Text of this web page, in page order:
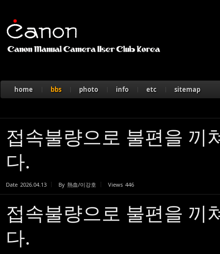
home bbs photo info etc sitemap
접속불량으로 불편을 끼
다.
Date 2026.04.13 By 熱血/이강호 Views 446
접속불량으로 불편을 끼
다.
Sketchbook5, 스케치북5
Sketchbook5, 스케치북5